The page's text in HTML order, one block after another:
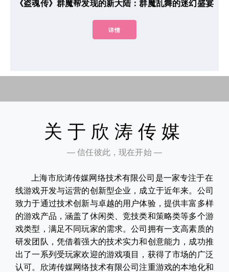
《盗魂传》群魔帮发现的新大陆：群魔乱舞的迷幻盛宴
详情
关于欣涛传媒
— 信任彼此，现在开始 —
上海市欣涛传媒网络技术有限公司是一家专注于在
线游戏开发与运营的创新型企业，成立于近年来。公司
致力于通过技术创新与卓越的用户体验，提供丰富多样
的游戏产品，涵盖了休闲类、竞技类和策略类等多个游
戏类型，满足不同玩家的需求。公司拥有一支高素质的
研发团队，凭借着强大的技术实力和创意能力，成功推
出了一系列受玩家欢迎的游戏项目，获得了市场的广泛
认可。欣涛传媒网络技术有限公司注重游戏的本地化和